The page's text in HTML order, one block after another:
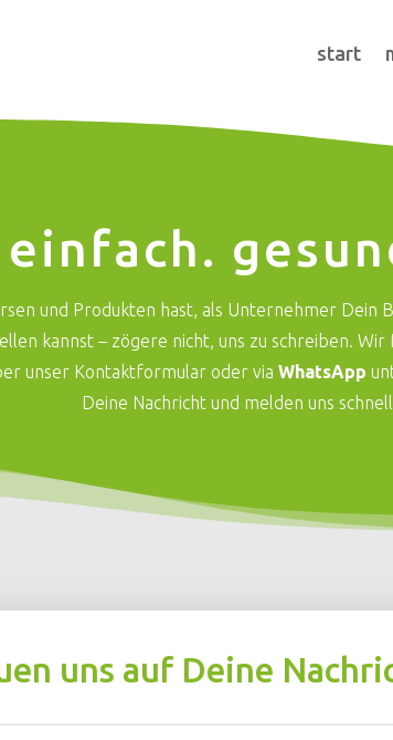
start
einfach.
und Produkten hast, als Unternehmer
kannst – zögere nicht, uns zu schreiben.
unser Kontaktformular oder via WhatsApp
Deine Nachricht und melden uns
uns auf Deine